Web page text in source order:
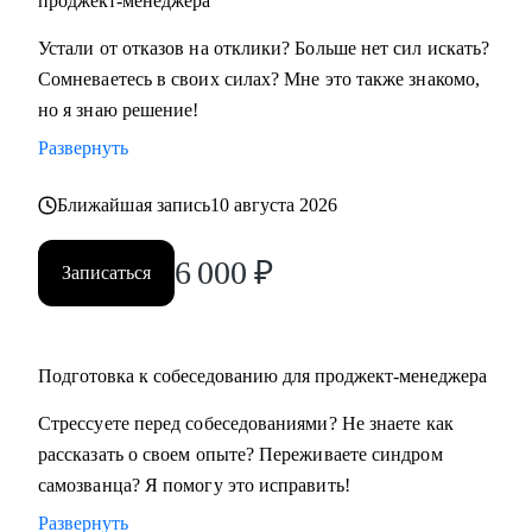
с нуля
• Проджект-менеджерам бизнеc-проектов в сферах:
розничной торговли, электронной коммерции, финтеха и
информационной безопасности
офиса
• Всем, кто хочет сменить карьеру и не знает с чего начать
• Тем, кто не ищет "успешный успех", а готов планомерно
и упорно работать над собой
Устали от отказов на отклики? Больше нет сил искать?
Сомневаетесь в своих силах? Мне это также знакомо,
но я знаю решение!
Развернуть
Ближайшая запись10 августа 2026
Записаться 6 000 ₽
Подготовка к собеседованию для проджект-менеджера
Стрессуете перед собеседованиями? Не знаете как
рассказать о своем опыте? Переживаете синдром
самозванца? Я помогу это исправить!
Развернуть